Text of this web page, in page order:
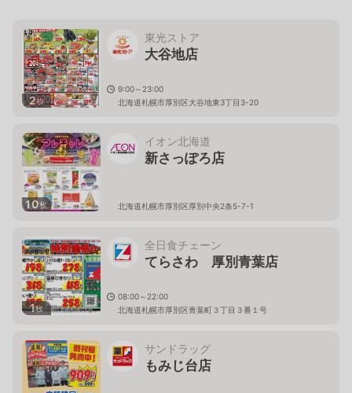
2枚
東光ストア
大谷地店
9:00～23:00
北海道札幌市厚別区大谷地東3丁目3-20
10枚
イオン北海道
新さっぽろ店
北海道札幌市厚別区厚別中央2条5-7-1
1枚
全日食チェーン
てらさわ 厚別青葉店
08:00～22:00
北海道札幌市厚別区青葉町３丁目３番１号
サンドラッグ
もみじ台店